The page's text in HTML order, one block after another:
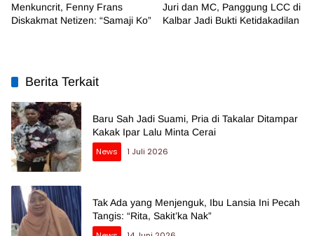
Menkuncrit, Fenny Frans
Diskakmat Netizen: “Samaji Ko”
Juri dan MC, Panggung LCC di
Kalbar Jadi Bukti Ketidakadilan
Berita Terkait
Baru Sah Jadi Suami, Pria di Takalar Ditampar
Kakak Ipar Lalu Minta Cerai
News
1 Juli 2026
Tak Ada yang Menjenguk, Ibu Lansia Ini Pecah
Tangis: “Rita, Sakit’ka Nak”